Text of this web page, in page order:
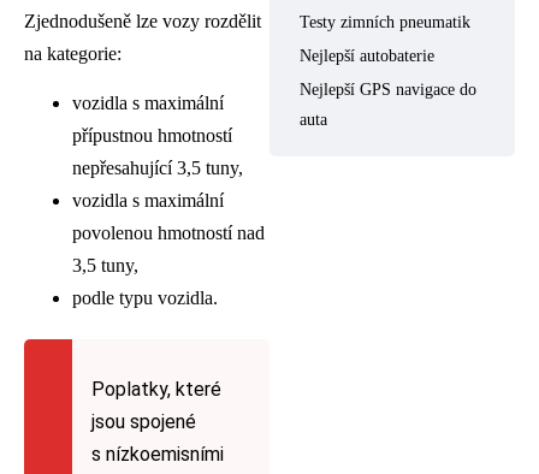
Zjednodušeně lze vozy rozdělit
na kategorie:
vozidla s maximální
přípustnou hmotností
nepřesahující 3,5 tuny,
vozidla s maximální
povolenou hmotností nad
3,5 tuny,
podle typu vozidla.
Poplatky, které
jsou spojené
s nízkoemisními
Testy zimních pneumatik
Nejlepší autobaterie
Nejlepší GPS navigace do
auta